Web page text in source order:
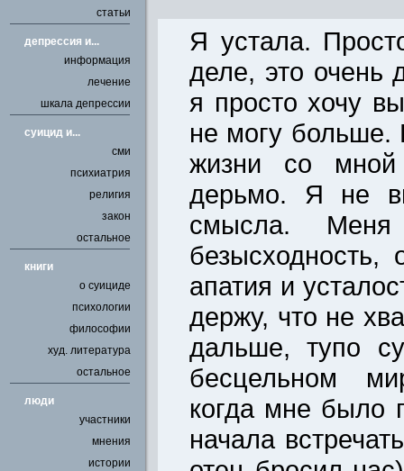
статьи
депрессия и...
информация
лечение
шкала депрессии
cуицид и...
сми
психиатрия
религия
закон
остальное
книги
о суициде
психологии
философии
худ. литература
остальное
люди
участники
мнения
истории
Я устала.
деле, это очень
я просто хочу
не могу больше.
жизни со мной
дерьмо. Я не
смысла. Меня
безысходность,
апатия и
держу, что не
дальше, тупо
бесцельном
когда мне было
начала